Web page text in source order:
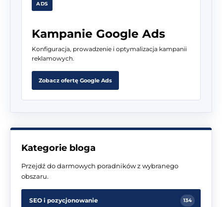
ADS
Kampanie Google Ads
Konfiguracja, prowadzenie i optymalizacja kampanii
reklamowych.
Zobacz ofertę Google Ads
Kategorie bloga
Przejdź do darmowych poradników z wybranego
obszaru.
SEO i pozycjonowanie 134